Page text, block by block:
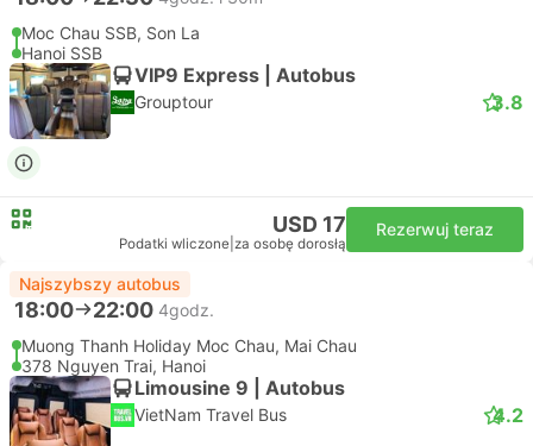
Moc Chau SSB, Son La
Hanoi SSB
VIP9 Express | Autobus
Grouptour 3.8
USD 17
Podatki wliczone za osobę dorosłą
Rezerwuj teraz
Najszybszy autobus
18:00 22:00 4godz.
Muong Thanh Holiday Moc Chau, Mai Chau
378 Nguyen Trai, Hanoi
Limousine 9 | Autobus
VietNam Travel Bus 4.2